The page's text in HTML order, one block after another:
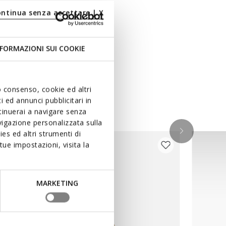
SUI COOKIE
cookie ed altri
annunci pubblicitari in
a navigare senza
personalizzata sulla
ed altri strumenti di
impostazioni, visita la
MARKETING
senza accettare | X